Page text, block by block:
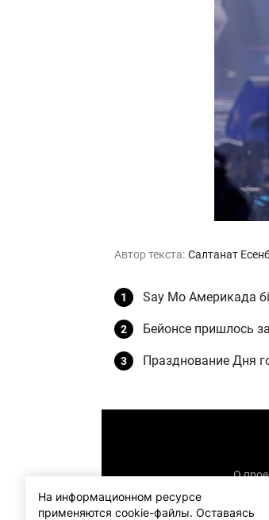
Автор текста: Салтанат
Say Mo Америкада
Бейонсе пришлось
Празднование Дня
О
На информационном ресурсе
применяются cookie-файлы. Оставаясь